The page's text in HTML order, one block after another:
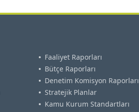
Faaliyet Raporları
Bütçe Raporları
Denetim Komisyon Raporları
Stratejik Planlar
Kamu Kurum Standartları